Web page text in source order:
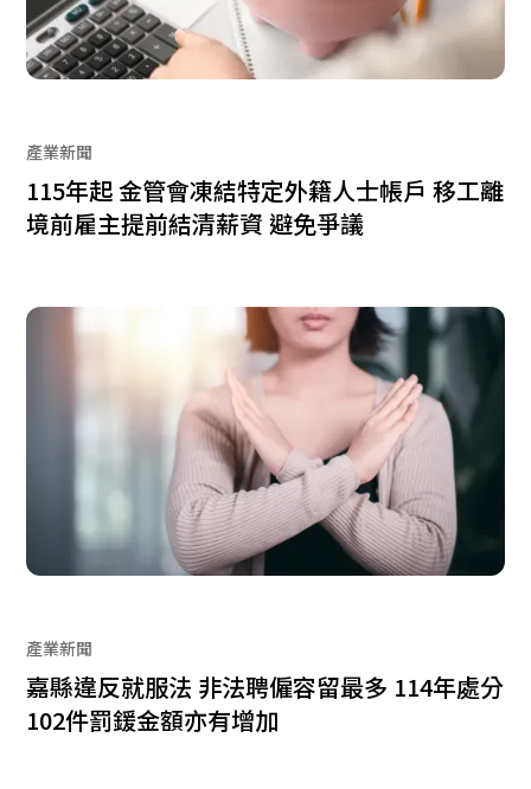
產業新聞
115年起 金管會凍結特定外籍人士帳戶 移工離
境前雇主提前結清薪資 避免爭議
產業新聞
嘉縣違反就服法 非法聘僱容留最多 114年處分
102件罰鍰金額亦有增加